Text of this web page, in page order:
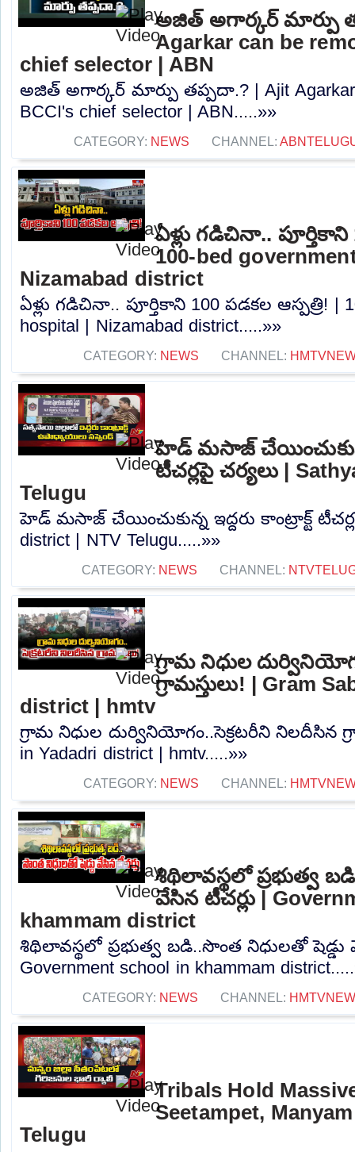
అజిత్‌ అగార్కర్‌ మార్పు
Agarkar can be
chief selector | ABN
అజిత్‌ అగార్కర్‌ మార్పు తప్పదా.? | Ajit Agarkar
BCCI's chief selector | ABN.....»»
CATEGORY: NEWS CHANNEL:
ఏళ్లు గడిచినా.. పూర్తికాని
100-bed
Nizamabad district
ఏళ్లు గడిచినా.. పూర్తికాని 100 పడకల ఆస్పత్రి! |
hospital | Nizamabad district.....»»
CATEGORY: NEWS CHANNEL:
హెడ్ మసాజ్ చేయించుకున్న
టీచర్లపై చర్యలు |
Telugu
హెడ్ మసాజ్ చేయించుకున్న ఇద్దరు కాంట్రాక్ట్
district | NTV Telugu.....»»
CATEGORY: NEWS CHANNEL:
గ్రామ నిధుల
గ్రామస్తులు! | Gram
district | hmtv
గ్రామ నిధుల దుర్వినియోగం..సెక్రటరీని నిలదీసిన
in Yadadri district | hmtv.....»»
CATEGORY: NEWS CHANNEL:
శిథిలావస్థలో ప్రభుత్వ
వేసిన టీచర్లు |
khammam district
శిథిలావస్థలో ప్రభుత్వ బడి..సొంత నిధులతో షెడ్డు
Government school in khammam
CATEGORY: NEWS CHANNEL:
Tribals Hold
Seetampet,
Telugu